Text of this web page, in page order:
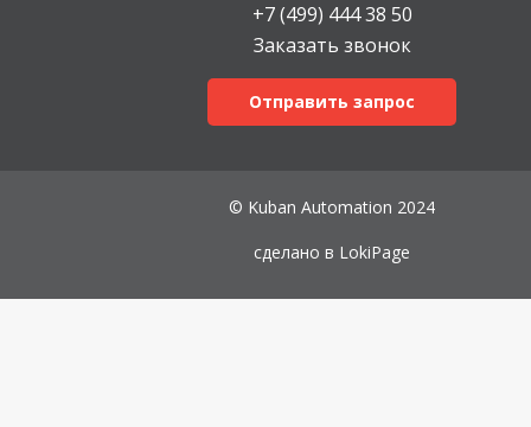
+7 (499) 444 38 50
Заказать звонок
Отправить запрос
© Kuban Automation 2024
сделано в LokiPage